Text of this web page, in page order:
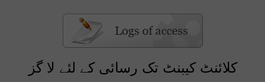
کلائنٹ کیبنٹ تک رسائی کے لئے لا گز